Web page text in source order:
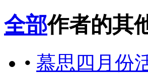
全部作者的其
• 慕思四月份